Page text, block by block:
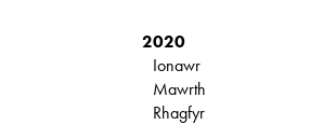
2020
Ionawr
Mawrth
Rhagfyr